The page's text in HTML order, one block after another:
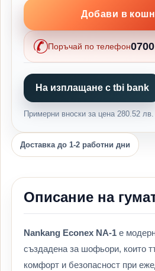
Добави в
Поръчай по телефон
На изплащане с tbi bank
Примерни вноски за цена 280.52
Доставка до 1-2 работни дни
Описание на
Nankang Econex NA-1 е
създадена за шофьори, които
комфорт и безопасност при